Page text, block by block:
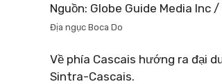
Nguồn: Globe Guide Media Inc
Địa ngục Boca Do
Về phía Cascais hướng ra đại
Sintra-Cascais.